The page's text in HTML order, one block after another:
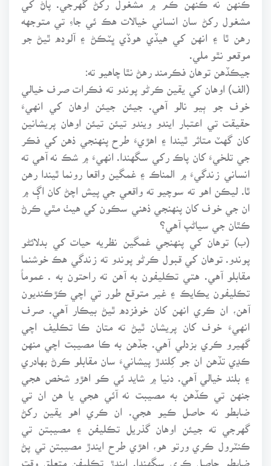
مشغول رکڻ سان انساني خيالات هڪ ئي جاءِ تي متوجهه
رهن ٿا ۽ انهن کي هيڏي هوڏي ڀٽڪڻ ۽ آلوده ٿيڻ جو
موقعو نٿو ملي.
جيڪڏهن توهان فڪرمند رهڻ نٿا چاهيو ته:
(الف) اوهان کي يقين ڪرڻو پوندو ته فڪرات صرف خيالي
خوف جو ٻيو نالو آهي. جيئن جيئن اوهان کي انهيءَ
حقيقت تي اعتبار ايندو ويندو تيئن تيئن اوهان پريشانين
کان گهٽ متاثر ٿيندا ۽ اهڙيءَ طرح پنهنجي ذهن کي فڪر
جي تلخيءَ کان پاڪ رکي سگهندا. انهيءَ ۾ شڪ نه آهي ته
انساني زندگيءَ ۾ المناڪ ۽ غمگين واقعا رونما ٿيندا رهن
ٿا. ليڪن اهو ته سوچيو ته واقعي جي پيش اچڻ کان اڳ ۾
ان جي خوف کان پنهنجي ذهني سڪون کي هيٺ مٿي ڪرڻ
ڪٿان جي سياڻپ آهي؟
(ب) توهان کي پنهنجي غمگين نظريه حيات کي بدلائڻو
پوندو. توهان کي قبول ڪرڻو پوندو ته زندگي هڪ خوشنما
مقابلو آهي. هتي تڪليفون به آهن ته راحتون به . عموماً
تڪليفون يڪايڪ ۽ غير متوقع طور تي اچي ڪڙڪنديون
آهن، ان ڪري انهن کان خوفزده ٿيڻ بيڪار آهي. صرف
انهيءَ خوف کان پريشان ٿيڻ ته متان ڪا تڪليف اچي
گهيرو ڪري بزدلي آهي. جڏهن به ڪا مصيبت اچي منهن
ڪڍي تڏهن ان جو کِلندڙ پيشانيءَ سان مقابلو ڪرڻ بهادري
۽ بلند خيالي آهي. دنيا ۾ شايد ئي ڪو اهڙو شخص هجي
جنهن تي ڪڏهن به مصيبت نه آئي هجي يا هن ان تي
ضابطو نه حاصل ڪيو هجي. ان ڪري اهو يقين رکڻ
گهرجي ته جيئن اوهان گذريل تڪليفن ۽ مصيبتن تي
ڪنٽرول ڪري ورتو هو، اهڙي طرح ايندڙ مصيبتن تي پڻ
ضابطو حاصل ڪري سگهندا. ايندڙ تڪليفن متعلق وقت